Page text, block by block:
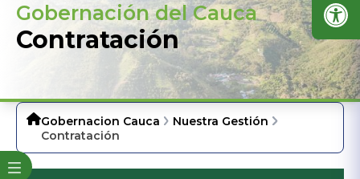
Gobernación del Cauca
Contratación
Gobernacion Cauca
Nuestra Gestión
Contratación